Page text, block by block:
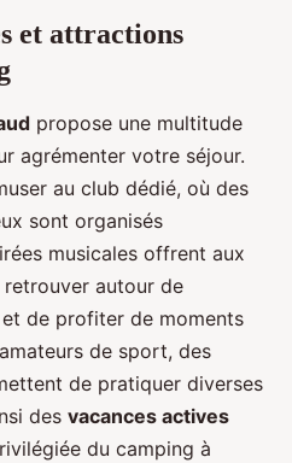
et attractions
propose une multitude
agrémenter votre séjour.
au club dédié, où des
sont organisés
musicales offrent aux
autour de
de profiter de moments
de sport, des
de pratiquer diverses
des vacances actives
du camping à